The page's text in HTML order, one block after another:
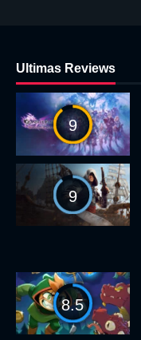
Ultimas Reviews
9
9
8.5